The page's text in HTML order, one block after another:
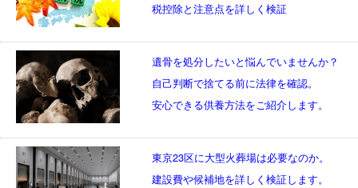
税控除と注意点を詳しく検証
遺骨を処分したいと悩んでいませんか？
自己判断で捨てる前に法律を確認。
安心できる供養方法をご紹介します。
東京23区に大型火葬場は必要なのか。
建設費や候補地を詳しく検証します。